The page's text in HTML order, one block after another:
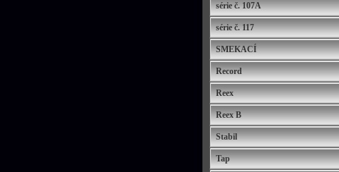
série č. 107A
série č. 117
SMEKACÍ
Record
Reex
Reex B
Stabil
Tap